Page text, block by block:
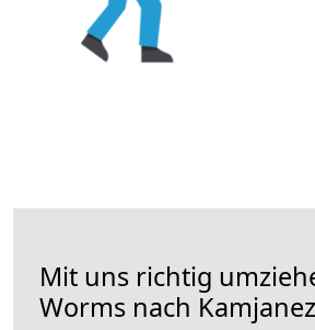
Mit uns richtig
Worms nach